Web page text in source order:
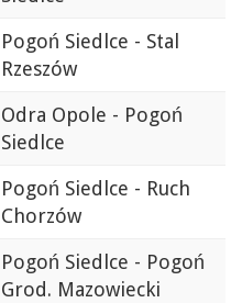
Pogoń Siedlce - Stal
Rzeszów
Odra Opole - Pogoń
Siedlce
Pogoń Siedlce - Ruch
Chorzów
Pogoń Siedlce - Pogoń
Grod. Mazowiecki